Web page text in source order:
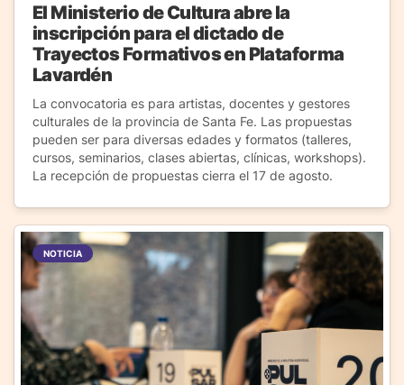
El Ministerio de Cultura abre la
inscripción para el dictado de
Trayectos Formativos en Plataforma
Lavardén
La convocatoria es para artistas, docentes y gestores
culturales de la provincia de Santa Fe. Las propuestas
pueden ser para diversas edades y formatos (talleres,
cursos, seminarios, clases abiertas, clínicas, workshops).
La recepción de propuestas cierra el 17 de agosto.
NOTICIA